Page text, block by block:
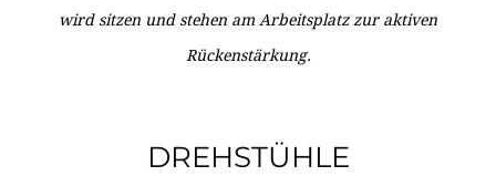
wird sitzen und stehen am Arbeitsplatz zur aktiven
Rückenstärkung.
DREHSTÜHLE